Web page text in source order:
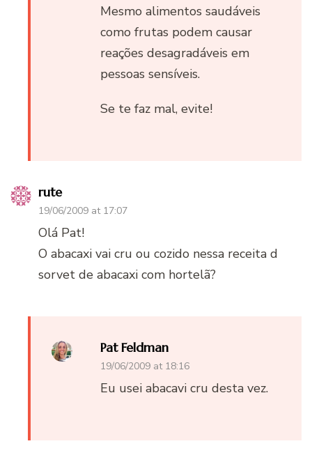
Mesmo alimentos saudáveis
como frutas podem causar
reações desagradáveis em
pessoas sensíveis.
Se te faz mal, evite!
rute
19/06/2009 at 17:07
Olá Pat!
O abacaxi vai cru ou cozido nessa receita d
sorvet de abacaxi com hortelã?
Pat Feldman
19/06/2009 at 18:16
Eu usei abacavi cru desta vez.